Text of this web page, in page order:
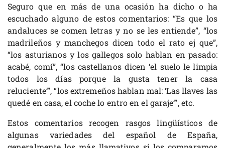
Seguro que en más de una ocasión ha dicho o ha
escuchado alguno de estos comentarios: “Es que los
andaluces se comen letras y no se les entiende”, “los
madrileños y manchegos dicen todo el rato ej que”,
“los asturianos y los gallegos solo hablan en pasado:
acabé, comí”, “los castellanos dicen ‘el suelo le limpia
todos los días porque la gusta tener la casa
reluciente’”, “los extremeños hablan mal: ‘Las llaves las
quedé en casa, el coche lo entro en el garaje’”, etc.
Estos comentarios recogen rasgos lingüísticos de
algunas variedades del español de España,